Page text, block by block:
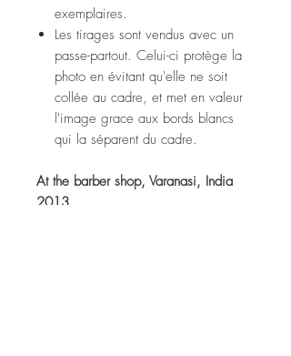
exemplaires.
Les tirages sont vendus avec un
passe-partout. Celui-ci protège la
photo en évitant qu'elle ne soit
collée au cadre, et met en valeur
l'image grace aux bords blancs
qui la séparent du cadre.
At the barber shop, Varanasi, India
2013